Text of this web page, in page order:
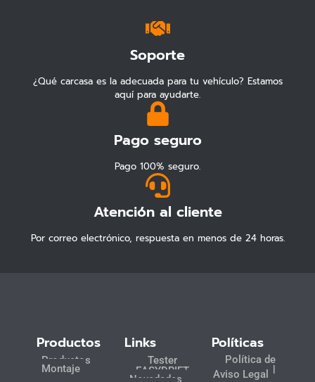
Soporte
¿Qué carcasa es la adecuada para tu vehículo? Estamos
aquí para ayudarte.
Pago seguro
Pago 100% seguro.
Atención al cliente
Por correo electrónico, respuesta en menos de 24 horas.
Productos
Productos
Montaje
Links
Tester
EASYDRIFT
Novedades
Políticas
Política de
Privacidad
Aviso Legal